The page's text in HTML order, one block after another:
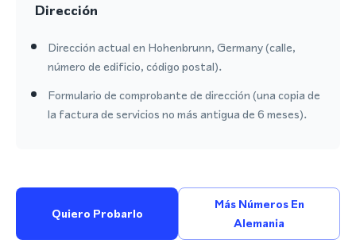
Dirección
Dirección actual en Hohenbrunn, Germany (calle,
número de edificio, código postal).
Formulario de comprobante de dirección (una copia de
la factura de servicios no más antigua de 6 meses).
Quiero Probarlo
Más Números En
Alemania